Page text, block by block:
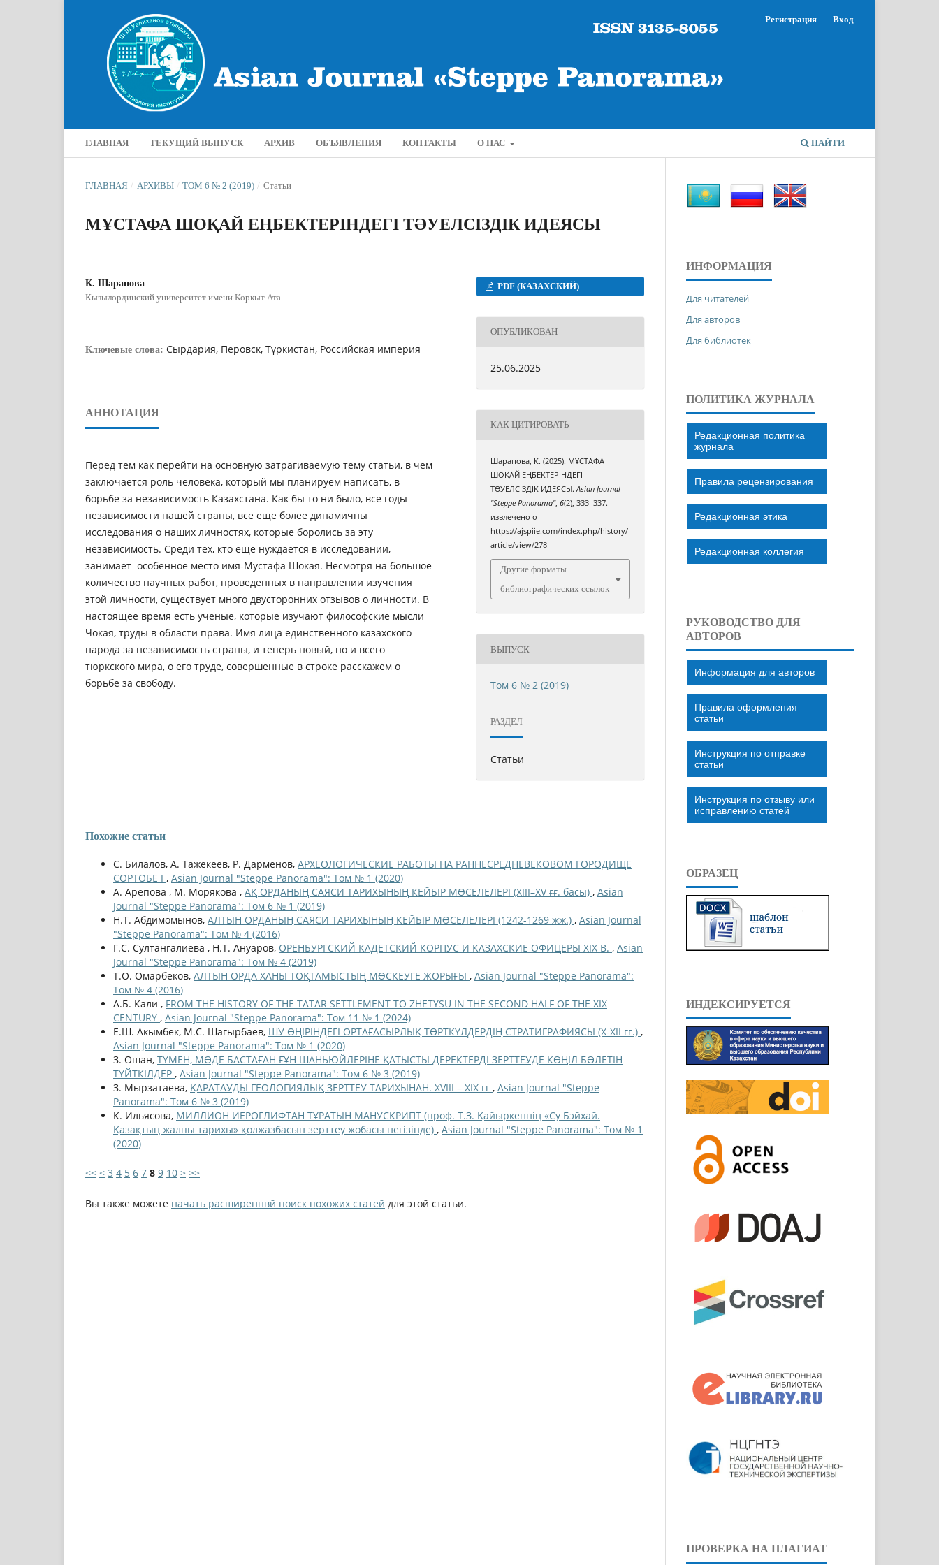
ГЛАВНАЯ ТЕКУЩИЙ ВЫПУСК АРХИВ ОБЪЯВЛЕНИЯ КОНТАКТЫ О НАС НАЙТИ
Регистрация Вход
ГЛАВНАЯ / АРХИВЫ / ТОМ 6 № 2 (2019) / Статьи
МҰСТАФА ШОҚАЙ ЕҢБЕКТЕРІНДЕГІ ТƏУЕЛСІЗДІК ИДЕЯСЫ
К. Шарапова
Кызылординский университет имени Коркыт Ата
Ключевые слова: Сырдария, Перовск, Түркистан, Российская империя
АННОТАЦИЯ
Перед тем как перейти на основную затрагиваемую тему статьи, в чем
заключается роль человека, который мы планируем написать, в
борьбе за независимость Казахстана. Как бы то ни было, все годы
независимости нашей страны, все еще более динамичны
исследования о наших личностях, которые боролись за эту
независимость. Среди тех, кто еще нуждается в исследовании,
занимает особенное место имя-Мустафа Шокая. Несмотря на большое
количество научных работ, проведенных в направлении изучения
этой личности, существует много двусторонних отзывов о личности. В
настоящее время есть ученые, которые изучают философские мысли
Чокая, труды в области права. Имя лица единственного казахского
народа за независимость страны, и теперь новый, но и всего
тюркского мира, о его труде, совершенные в строке расскажем о
борьбе за свободу.
PDF (КАЗАХСКИЙ)
ОПУБЛИКОВАН
25.06.2025
КАК ЦИТИРОВАТЬ
Шарапова, К. (2025). МҰСТАФА
ШОҚАЙ ЕҢБЕКТЕРІНДЕГІ
ТƏУЕЛСІЗДІК ИДЕЯСЫ.Asian Journal
"Steppe Panorama",6(2), 333–337.
извлечено от
https://ajspiie.com/index.php/history/
article/view/278
Другие форматы
библиографических ссылок
ВЫПУСК
Том 6 № 2 (2019)
РАЗДЕЛ
Статьи
Похожие статьи
С. Билалов, А. Тажекеев, Р. Дарменов, АРХЕОЛОГИЧЕСКИЕ РАБОТЫ НА РАННЕСРЕДНЕВЕКОВОМ ГОРОДИЩЕ
СОРТОБЕ І , Asian Journal "Steppe Panorama": Том № 1 (2020)
А. Арепова , М. Морякова , АҚ ОРДАНЫҢ САЯСИ ТАРИХЫНЫҢ КЕЙБІР МƏСЕЛЕЛЕРІ (XIII–XV ғғ. басы) , Asian
Journal "Steppe Panorama": Том 6 № 1 (2019)
Н.Т. Абдимомынов, АЛТЫН ОРДАНЫҢ САЯСИ ТАРИХЫНЫҢ КЕЙБІР МƏСЕЛЕЛЕРІ (1242-1269 жж.) , Asian Journal
"Steppe Panorama": Том № 4 (2016)
Г.С. Султангалиева , Н.Т. Ануаров, ОРЕНБУРГСКИЙ КАДЕТСКИЙ КОРПУС И КАЗАХСКИЕ ОФИЦЕРЫ XIX В. , Asian
Journal "Steppe Panorama": Том № 4 (2019)
Т.О. Омарбеков, АЛТЫН ОРДА ХАНЫ ТОҚТАМЫСТЫҢ МƏСКЕУГЕ ЖОРЫҒЫ , Asian Journal "Steppe Panorama":
Том № 4 (2016)
А.Б. Кали , FROM THE HISTORY OF THE TATAR SETTLEMENT TO ZHETYSU IN THE SECOND HALF OF THE XIX
CENTURY , Asian Journal "Steppe Panorama": Том 11 № 1 (2024)
Е.Ш. Акымбек, М.С. Шағырбаев, ШУ ӨҢІРІНДЕГІ ОРТАҒАСЫРЛЫҚ ТӨРТКҮЛДЕРДІҢ СТРАТИГРАФИЯСЫ (Х-ХІІ ғғ.) ,
Asian Journal "Steppe Panorama": Том № 1 (2020)
З. Ошан, ТҮМЕН, МӨДЕ БАСТАҒАН ҒҰН ШАНЬЮЙЛЕРІНЕ ҚАТЫСТЫ ДЕРЕКТЕРДІ ЗЕРТТЕУДЕ КӨҢІЛ БӨЛЕТІН
ТҮЙТКІЛДЕР , Asian Journal "Steppe Panorama": Том 6 № 3 (2019)
З. Мырзатаева, ҚАРАТАУДЫ ГЕОЛОГИЯЛЫҚ ЗЕРТТЕУ ТАРИХЫНАН. ХVІІІ – ХІХ ғғ , Asian Journal "Steppe
Panorama": Том 6 № 3 (2019)
К. Ильясова, МИЛЛИОН ИЕРОГЛИФТАН ТҰРАТЫН МАНУСКРИПТ (проф. Т.З. Қайыркеннің «Су Бэйхай.
Қазақтың жалпы тарихы» қолжазбасын зерттеу жобасы негізінде) , Asian Journal "Steppe Panorama": Том № 1
(2020)
<< < 3 4 5 6 7 8 9 10 > >>
Вы также можете начать расширеннвй поиск похожих статей для этой статьи.
ИНФОРМАЦИЯ
Для читателей
Для авторов
Для библиотек
ПОЛИТИКА ЖУРНАЛА
Редакционная политика
журнала
Правила рецензирования
Редакционная этика
Редакционная коллегия
РУКОВОДСТВО ДЛЯ
АВТОРОВ
Информация для авторов
Правила оформления
статьи
Инструкция по отправке
статьи
Инструкция по отзыву или
исправлению статей
ОБРАЗЕЦ
ИНДЕКСИРУЕТСЯ
ПРОВЕРКА НА ПЛАГИАТ